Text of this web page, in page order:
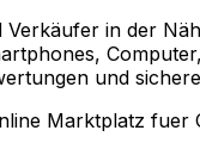
Verkäufer in der
und
Marktplatz fuer